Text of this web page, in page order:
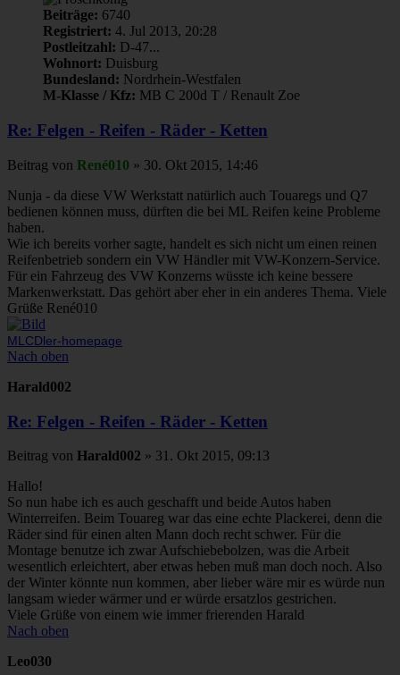
Beiträge: 6740
Registriert: 4. Jul 2013, 20:28
Postleitzahl: D-47...
Wohnort: Duisburg
Bundesland: Nordrhein-Westfalen
M-Klasse / Kfz: MB C 200d T / Renault Zoe
Re: Felgen - Reifen - Räder - Ketten
Beitrag von René010 » 30. Okt 2015, 14:46
Nunja - da diese VW Werkstatt natürlich auch Touaregs und Q7
bedienen können muss, dürften die bei ML Reifen keine Probleme
haben.
Wie ich bereits vorher sagte, handelt es sich nicht um einen reinen
Reifenbetrieb sondern ein VW Händler mit VW-Konzern-Service.
Für ein Fahrzeug des VW Konzerns wüsste ich keine bessere
Markenwerkstatt. Das gehört aber eher in ein anderes Thema. Viele
Grüße René010
MLCDler-homepage
Nach oben
Harald002
Re: Felgen - Reifen - Räder - Ketten
Beitrag von Harald002 » 31. Okt 2015, 09:13
Hallo!
So nun habe ich es auch geschafft und beide Autos haben
Winterreifen. Beim Touareg war das eine echte Plackerei, denn die
Räder sind für einen alten Mann doch recht schwer. Für die
Montage benutze ich zwar Aufschiebebolzen, was die Arbeit
wesentlich erleichtert, aber etwas heben muß man doch noch. Also
der Winter könnte nun kommen, aber lieber wäre mir es würde nun
langsam wieder wärmer und er würde ersatzlos gestrichen.
Viele Grüße von einem wie immer frierenden Harald
Nach oben
Leo030